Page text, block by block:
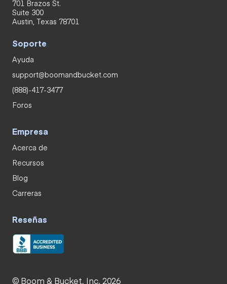
701 Brazos St.
Suite 300
Austin, Texas 78701
Soporte
Ayuda
support@boomandbucket.com
(888)-417-3477
Foros
Empresa
Acerca de
Recursos
Blog
Carreras
Reseñas
© Boom & Bucket, Inc. 2026